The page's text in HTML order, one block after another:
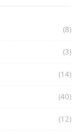
(8)
(3)
(14)
(40)
(12)